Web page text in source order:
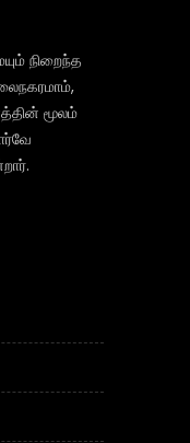
நிறைந்த
மூலம்